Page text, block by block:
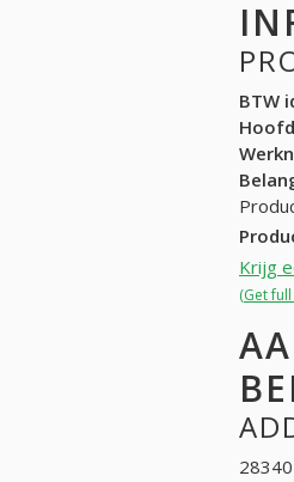
BTW
Krijg
(Get